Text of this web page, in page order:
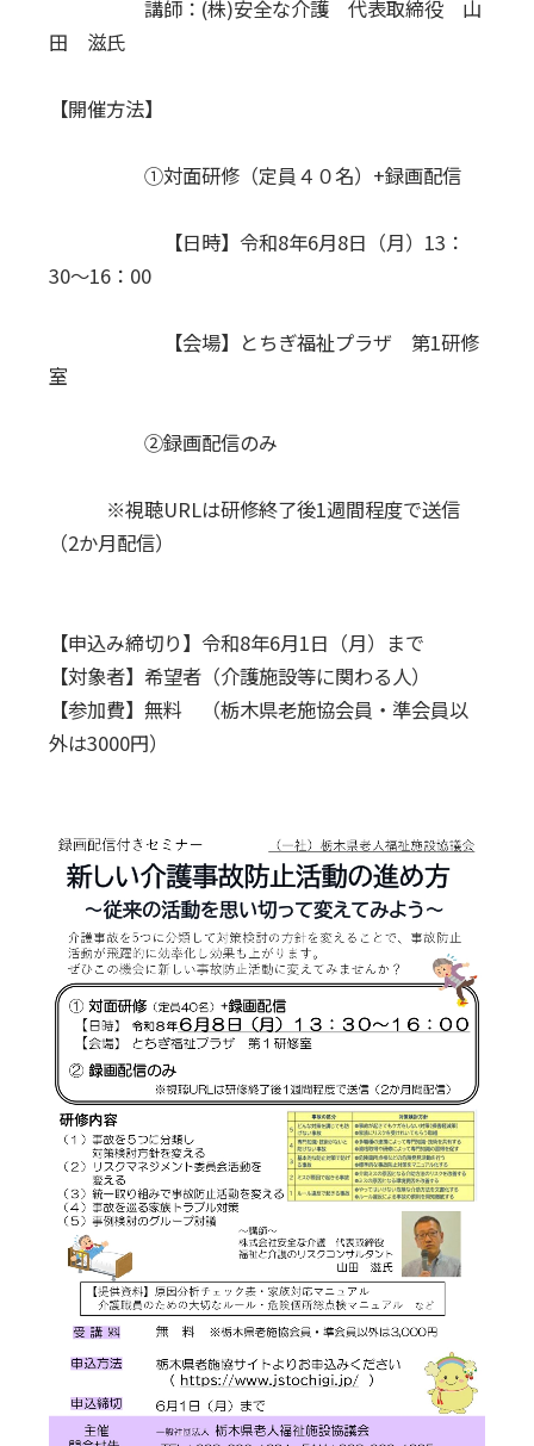
講師：(株)安全な介護 代表取締役 山
田 滋氏
【開催方法】
①対面研修（定員４０名）+録画配信
【日時】令和8年6月8日（月）13：
30～16：00
【会場】とちぎ福祉プラザ 第1研修
室
②録画配信のみ
※視聴URLは研修終了後1週間程度で送信
（2か月配信）
【申込み締切り】令和8年6月1日（月）まで
【対象者】希望者（介護施設等に関わる人）
【参加費】無料 （栃木県老施協会員・準会員以
外は3000円）